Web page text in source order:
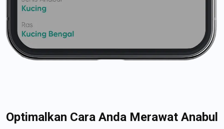
Optimalkan Cara Anda Merawat Anabul